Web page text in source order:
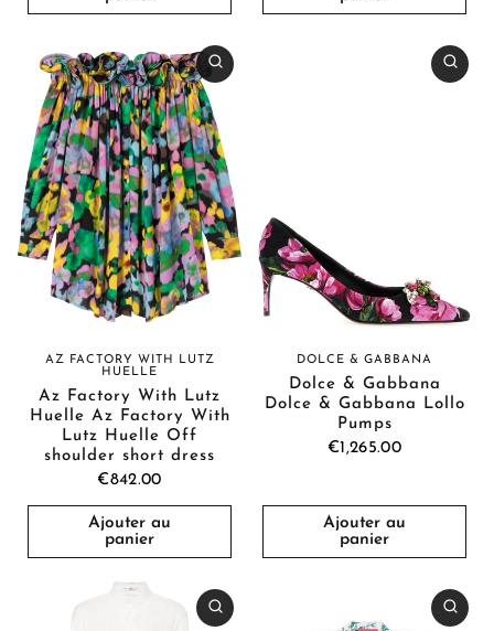
AZ FACTORY WITH LUTZ
HUELLE
Az Factory With Lutz
Huelle Az Factory With
Lutz Huelle Off
shoulder short dress
€842.00
Ajouter au
panier
DOLCE & GABBANA
Dolce & Gabbana
Dolce & Gabbana Lollo
Pumps
€1,265.00
Ajouter au
panier